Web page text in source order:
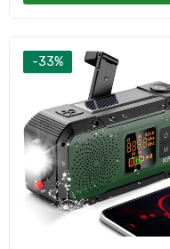
-33%